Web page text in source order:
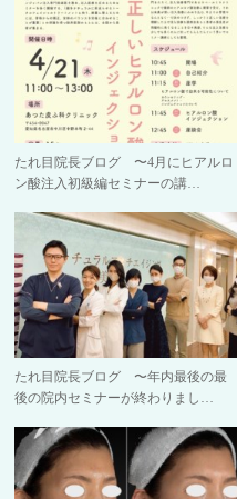
たれ目院長ブログ 〜4月にヒアルロ
ン酸注入初級編セミナーの講…
たれ目院長ブログ 〜年内最後の最
後の院内セミナーが終わりまし…